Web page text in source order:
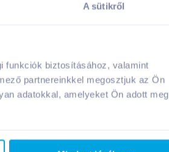
A sütikről
funkciók biztosításához, valamint
partnereinkkel megosztjuk az Ön
adatokkal, amelyeket Ön adott meg